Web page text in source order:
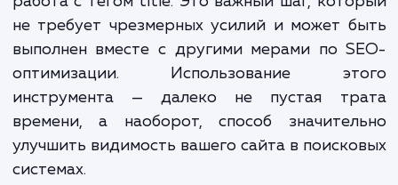
предложении.
Сконструировав грамотный
можете не только усилить
страницы для целевых запросов, но и
большее количество внимания со
посетителей. В результате увеличивается